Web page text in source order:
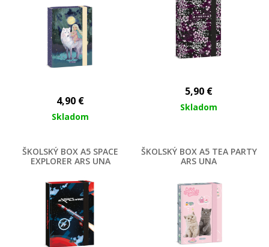
4,90 €
Skladom
5,90 €
Skladom
ŠKOLSKÝ BOX A5 SPACE
EXPLORER ARS UNA
ŠKOLSKÝ BOX A5 TEA PARTY
ARS UNA